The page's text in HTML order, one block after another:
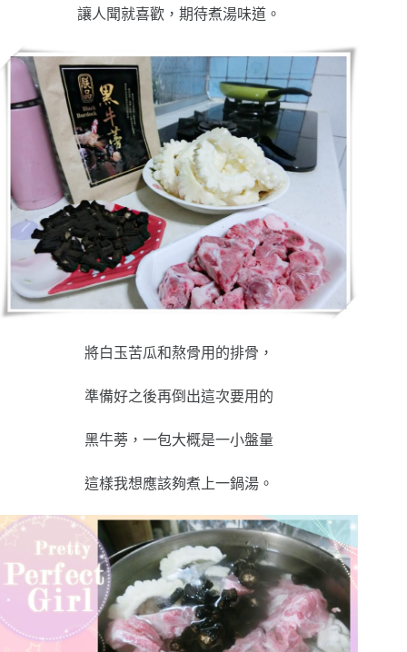
讓人聞就喜歡，期待煮湯味道。
將白玉苦瓜和熬骨用的排骨，
準備好之後再倒出這次要用的
黑牛蒡，一包大概是一小盤量
這樣我想應該夠煮上一鍋湯。